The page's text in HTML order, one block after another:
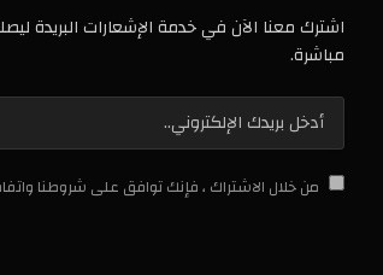
اشترك معنا الآن في خدمة الإشعارات البريدة ليصلك كل
مباشرة.
من خلال الاشتراك ، فإنك توافق على شروطنا واتفاقية